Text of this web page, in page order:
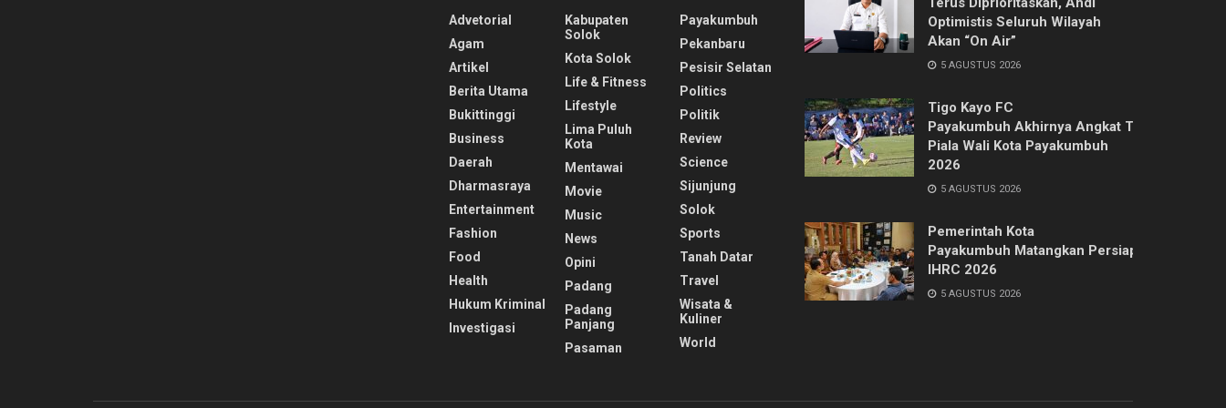
Advetorial
Agam
Artikel
Berita Utama
Bukittinggi
Business
Daerah
Dharmasraya
Entertainment
Fashion
Food
Health
Hukum Kriminal
Investigasi
Kabupaten
Solok
Kota Solok
Life & Fitness
Lifestyle
Lima Puluh
Kota
Mentawai
Movie
Music
News
Opini
Padang
Padang
Panjang
Pasaman
Payakumbuh
Pekanbaru
Pesisir Selatan
Politics
Politik
Review
Science
Sijunjung
Solok
Sports
Tanah Datar
Travel
Wisata &
Kuliner
World
Optimistis Seluruh Wilayah
Akan “On Air”
5 AGUSTUS 2026
Tigo Kayo FC
Payakumbuh Akhirnya Angkat Trofi
Piala Wali Kota Payakumbuh
2026
5 AGUSTUS 2026
Pemerintah Kota
Payakumbuh Matangkan Persiapan
IHRC 2026
5 AGUSTUS 2026